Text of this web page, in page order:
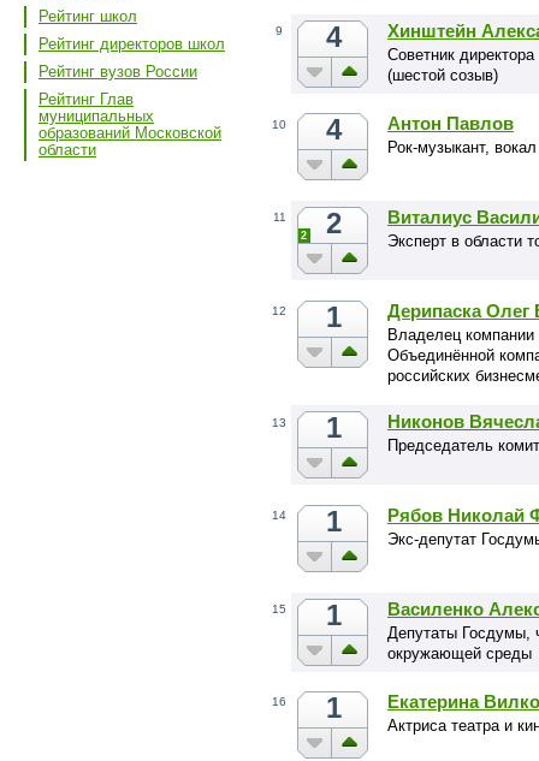
Рейтинг школ
Рейтинг директоров школ
Рейтинг вузов России
Рейтинг Глав
муниципальных
образований Московской
области
9 4 Хинштейн
Советник
(шестой созыв)
10 4 Антон Павлов
Рок-музыкант,
11 2
2
Виталиус
Эксперт в области
12 1 Дерипаска
Владелец компании
Объединённой
российских
13 1 Никонов
Председатель
14 1 Рябов Николай
Экс-депутат
15 1 Василенко
Депутаты Госдумы,
окружающей среды
16 1 Екатерина
Актриса театра и